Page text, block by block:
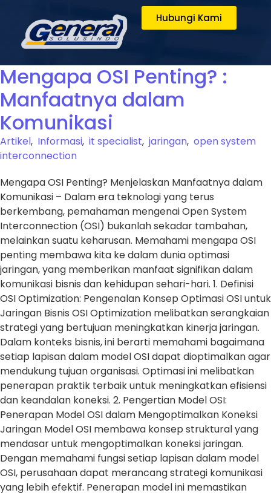
Hubungi Kami
Mengapa OSI Penting? :
Manfaatnya dalam
Komunikasi
Artikel, Informasi, it specialist, jaringan, open system
interconnection
Mengapa OSI Penting? Menjelaskan Manfaatnya dalam
Komunikasi – Dalam era teknologi yang terus
berkembang, pemahaman mengenai Open System
Interconnection (OSI) bukanlah sekadar tambahan,
melainkan suatu keharusan. Memahami mengapa OSI
penting membawa kita ke dalam dunia optimasi
jaringan, yang memberikan manfaat signifikan dalam
komunikasi bisnis dan kehidupan sehari-hari. 1. Definisi
OSI Optimization: Pengenalan Konsep Optimasi OSI untuk
Jaringan Bisnis OSI Optimization melibatkan serangkaian
strategi yang bertujuan meningkatkan kinerja jaringan.
Dalam konteks bisnis, ini berarti memahami bagaimana
setiap lapisan dalam model OSI dapat dioptimalkan agar
mendukung tujuan organisasi. Optimasi ini melibatkan
penerapan praktik terbaik untuk meningkatkan efisiensi
dan keandalan koneksi. 2. Pengertian Model OSI:
Penerapan Model OSI dalam Mengoptimalkan Koneksi
Jaringan Model OSI membawa konsep struktural yang
mendasar untuk mengoptimalkan koneksi jaringan.
Dengan memahami fungsi setiap lapisan dalam model
OSI, perusahaan dapat merancang strategi komunikasi
yang lebih efektif. Penerapan model ini memastikan